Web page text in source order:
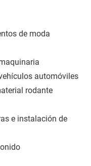
de moda
automóviles
rodante
e instalación de